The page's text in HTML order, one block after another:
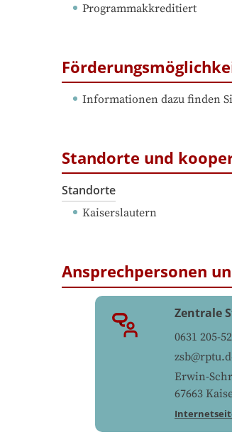
Programmakkreditiert
Informationen dazu finden
Standorte und
Standorte
Kaiserslautern
Ansprechpersonen
Zentrale
0631 205-
Erwin-
67663